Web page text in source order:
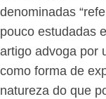
denominadas
pouco estudadas
artigo advoga por
como forma de
natureza do que